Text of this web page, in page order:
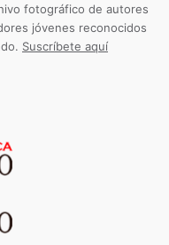
fotográfico de autores
jóvenes reconocidos
Suscríbete aquí